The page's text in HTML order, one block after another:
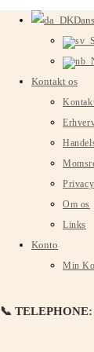
Kontakt os
Om os
Links
Konto
Min
📞 TELEPHONE: